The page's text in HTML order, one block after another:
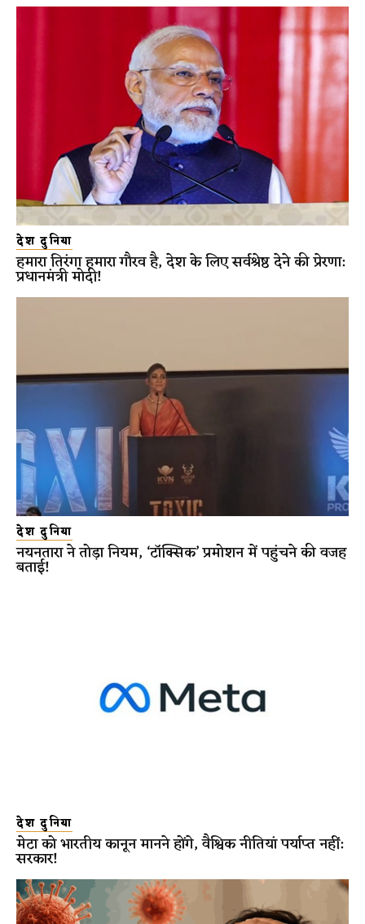
देश दुनिया
हमारा तिरंगा हमारा गौरव है, देश के लिए सर्वश्रेष्ठ देने की प्रेरणा:
प्रधानमंत्री मोदी!
देश दुनिया
नयनतारा ने तोड़ा नियम, ‘टॉक्सिक’ प्रमोशन में पहुंचने की वजह
बताई!
देश दुनिया
मेटा को भारतीय कानून मानने होंगे, वैश्विक नीतियां पर्याप्त नहीं:
सरकार!